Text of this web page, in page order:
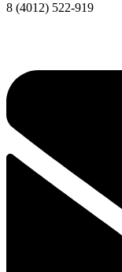
8 (4012) 522-919